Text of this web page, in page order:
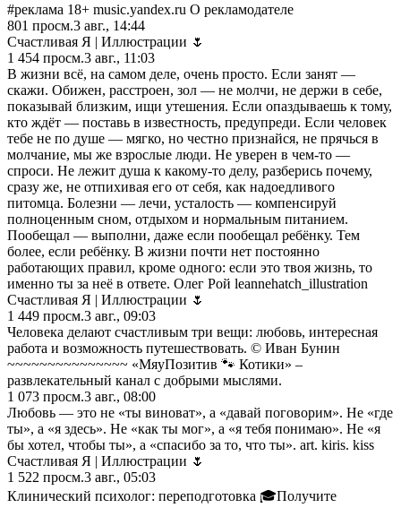
#реклама 18+ music.yandex.ru О рекламодателе
801 просм.3 авг., 14:44
Счастливая Я | Иллюстрации 🌷
1 454 просм.3 авг., 11:03
В жизни всё, на самом деле, очень просто. Если занят —
скажи. Обижен, расстроен, зол — не молчи, не держи в себе,
показывай близким, ищи утешения. Если опаздываешь к тому,
кто ждёт — поставь в известность, предупреди. Если человек
тебе не по душе — мягко, но честно признайся, не прячься в
молчание, мы же взрослые люди. Не уверен в чем-то —
спроси. Не лежит душа к какому-то делу, разберись почему,
сразу же, не отпихивая его от себя, как надоедливого
питомца. Болезни — лечи, усталость — компенсируй
полноценным сном, отдыхом и нормальным питанием.
Пообещал — выполни, даже если пообещал ребёнку. Тем
более, если ребёнку. В жизни почти нет постоянно
работающих правил, кроме одного: если это твоя жизнь, то
именно ты за неё в ответе. Олег Рой leannehatch_illustration
Счастливая Я | Иллюстрации 🌷
1 449 просм.3 авг., 09:03
Человека делают счастливым три вещи: любовь, интересная
работа и возможность путешествовать. © Иван Бунин
~~~~~~~~~~~~~~~ «МяуПозитив 🐾 Котики» –
развлекательный канал с добрыми мыслями.
1 073 просм.3 авг., 08:00
Любовь — это не «ты виноват», а «давай поговорим». Не «где
ты», а «я здесь». Не «как ты мог», а «я тебя понимаю». Не «я
бы хотел, чтобы ты», а «спасибо за то, что ты». art. kiris. kiss
Счастливая Я | Иллюстрации 🌷
1 522 просм.3 авг., 05:03
Клинический психолог: переподготовка 🎓Получите